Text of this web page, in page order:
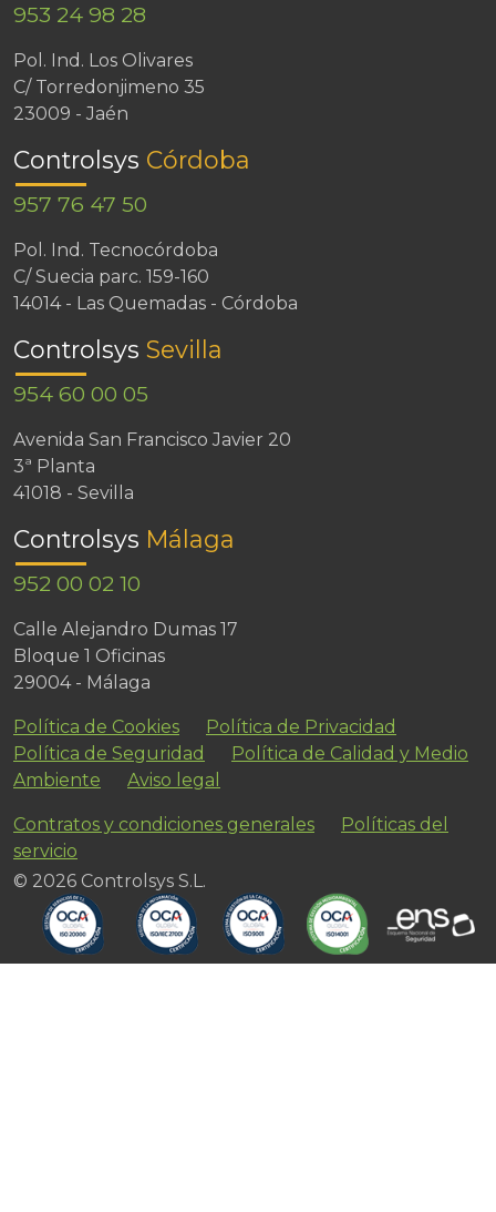
953 24 98 28
Pol. Ind. Los Olivares
C/ Torredonjimeno 35
23009 - Jaén
Controlsys Córdoba
957 76 47 50
Pol. Ind. Tecnocórdoba
C/ Suecia parc. 159-160
14014 - Las Quemadas - Córdoba
Controlsys Sevilla
954 60 00 05
Avenida San Francisco Javier 20
3ª Planta
41018 - Sevilla
Controlsys Málaga
952 00 02 10
Calle Alejandro Dumas 17
Bloque 1 Oficinas
29004 - Málaga
Política de Cookies
Política de Privacidad
Política de Seguridad
Política de Calidad y Medio
Ambiente
Aviso legal
Contratos y condiciones generales
Políticas del
servicio
© 2026 Controlsys S.L.